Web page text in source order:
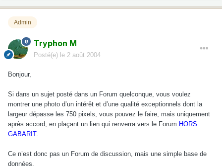
Admin
Tryphon M
Posté(e) le 2 août 2004
Bonjour,
Si dans un sujet posté dans un Forum quelconque, vous voulez
montrer une photo d’un intérêt et d’une qualité exceptionnels dont la
largeur dépasse les 750 pixels, vous pouvez le faire, mais uniquement
après accord, en plaçant un lien qui renverra vers le Forum HORS
GABARIT.
Ce n’est donc pas un Forum de discussion, mais une simple base de
données.